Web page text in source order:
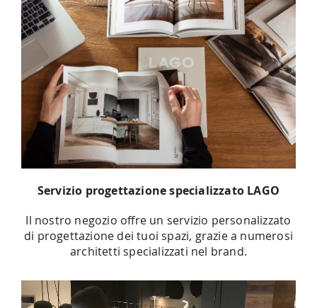
Servizio progettazione specializzato LAGO
Il nostro negozio offre un servizio personalizzato
di progettazione dei tuoi spazi, grazie a numerosi
architetti specializzati nel brand.